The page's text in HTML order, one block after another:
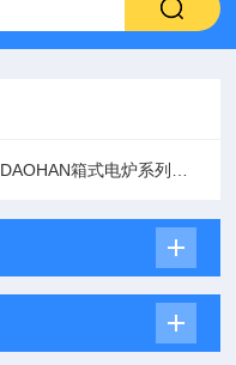
DAOHAN箱式电炉系列